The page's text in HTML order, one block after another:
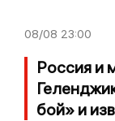
08/08 23:00
Россия и
бой» и